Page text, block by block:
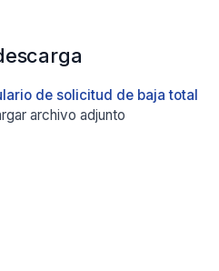
de solicitud de baja total
archivo adjunto